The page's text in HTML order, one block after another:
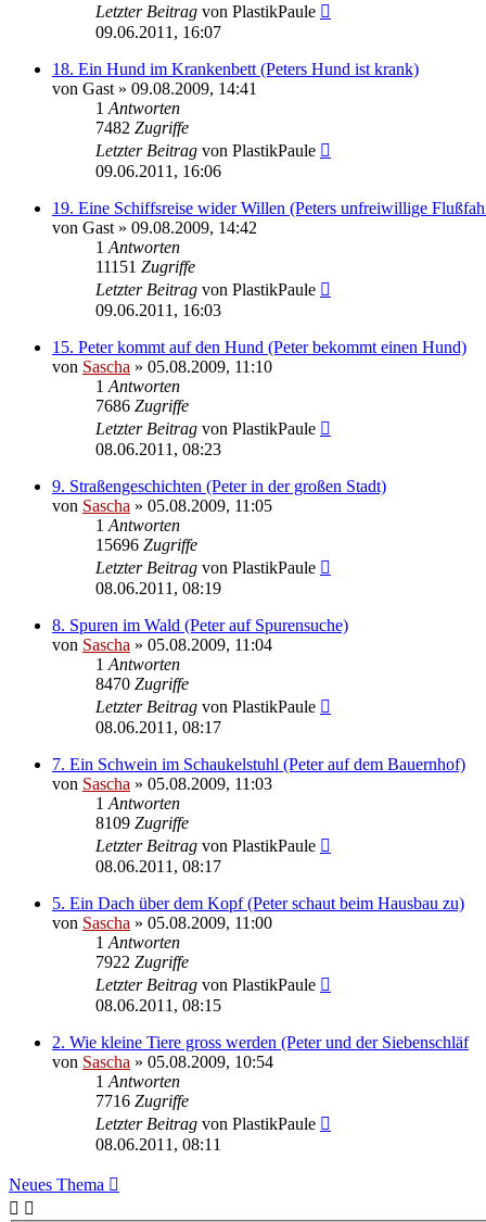
Letzter Beitrag von PlastikPaule
09.06.2011, 16:07
18. Ein Hund im Krankenbett (Peters Hund ist krank)
von Gast » 09.08.2009, 14:41
1 Antworten
7482 Zugriffe
Letzter Beitrag von PlastikPaule
09.06.2011, 16:06
19. Eine Schiffsreise wider Willen (Peters unfreiwillige
von Gast » 09.08.2009, 14:42
1 Antworten
11151 Zugriffe
Letzter Beitrag von PlastikPaule
09.06.2011, 16:03
15. Peter kommt auf den Hund (Peter bekommt einen Hund)
von Sascha » 05.08.2009, 11:10
1 Antworten
7686 Zugriffe
Letzter Beitrag von PlastikPaule
08.06.2011, 08:23
9. Straßengeschichten (Peter in der großen Stadt)
von Sascha » 05.08.2009, 11:05
1 Antworten
15696 Zugriffe
Letzter Beitrag von PlastikPaule
08.06.2011, 08:19
8. Spuren im Wald (Peter auf Spurensuche)
von Sascha » 05.08.2009, 11:04
1 Antworten
8470 Zugriffe
Letzter Beitrag von PlastikPaule
08.06.2011, 08:17
7. Ein Schwein im Schaukelstuhl (Peter auf dem Bauernhof)
von Sascha » 05.08.2009, 11:03
1 Antworten
8109 Zugriffe
Letzter Beitrag von PlastikPaule
08.06.2011, 08:17
5. Ein Dach über dem Kopf (Peter schaut beim Hausbau zu)
von Sascha » 05.08.2009, 11:00
1 Antworten
7922 Zugriffe
Letzter Beitrag von PlastikPaule
08.06.2011, 08:15
2. Wie kleine Tiere gross werden (Peter und der Siebenschläf
von Sascha » 05.08.2009, 10:54
1 Antworten
7716 Zugriffe
Letzter Beitrag von PlastikPaule
08.06.2011, 08:11
Neues Thema